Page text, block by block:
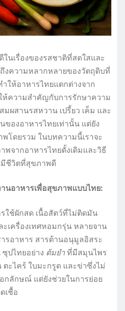
นเรื่องของรสชาติที่สดใสและ
งความหลากหลายของวัตถุดิบที่
ให้อาหารไทยแตกต่างจาก
ห้ความสำคัญกับการรักษาความ
ผสานรสหวาน เปรี้ยว เค็ม และ
ของอาหารไทยเท่านั้น แต่ยัง
โดยรวม ในบทความนี้เราจะ
พจากอาหารไทยดั้งเดิมและวิธี
ชีวิตที่สุขภาพดี
นอาหารเพื่อสุขภาพแบบไทย:
ใช้ผักสด เนื้อสัตว์ที่ไม่ติดมัน
เครื่องเทศหอมกรุ่น หลายจาน
รอาหาร สารต้านอนุมูลอิสระ
ปไทยอย่าง ต้มยำที่มีสมุนไพร
ะไคร้ ใบมะกรูด และข่าซึ่งไม่
กลักษณ์ แต่ยังช่วยในการย่อย
เชื้อ